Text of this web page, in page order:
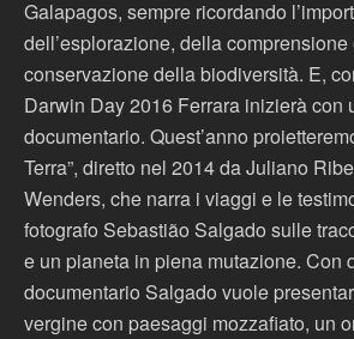
Galapagos, sempre ricordando
dell’esplorazione, della
conservazione della biodiversità. E,
Darwin Day 2016 Ferrara inizierà con
documentario. Quest’anno
Terra”, diretto nel 2014 da Juliano
Wenders, che narra i viaggi e le
fotografo Sebastião Salgado sulle
e un pianeta in piena mutazione. Con
documentario Salgado vuole
vergine con paesaggi mozzafiato, un